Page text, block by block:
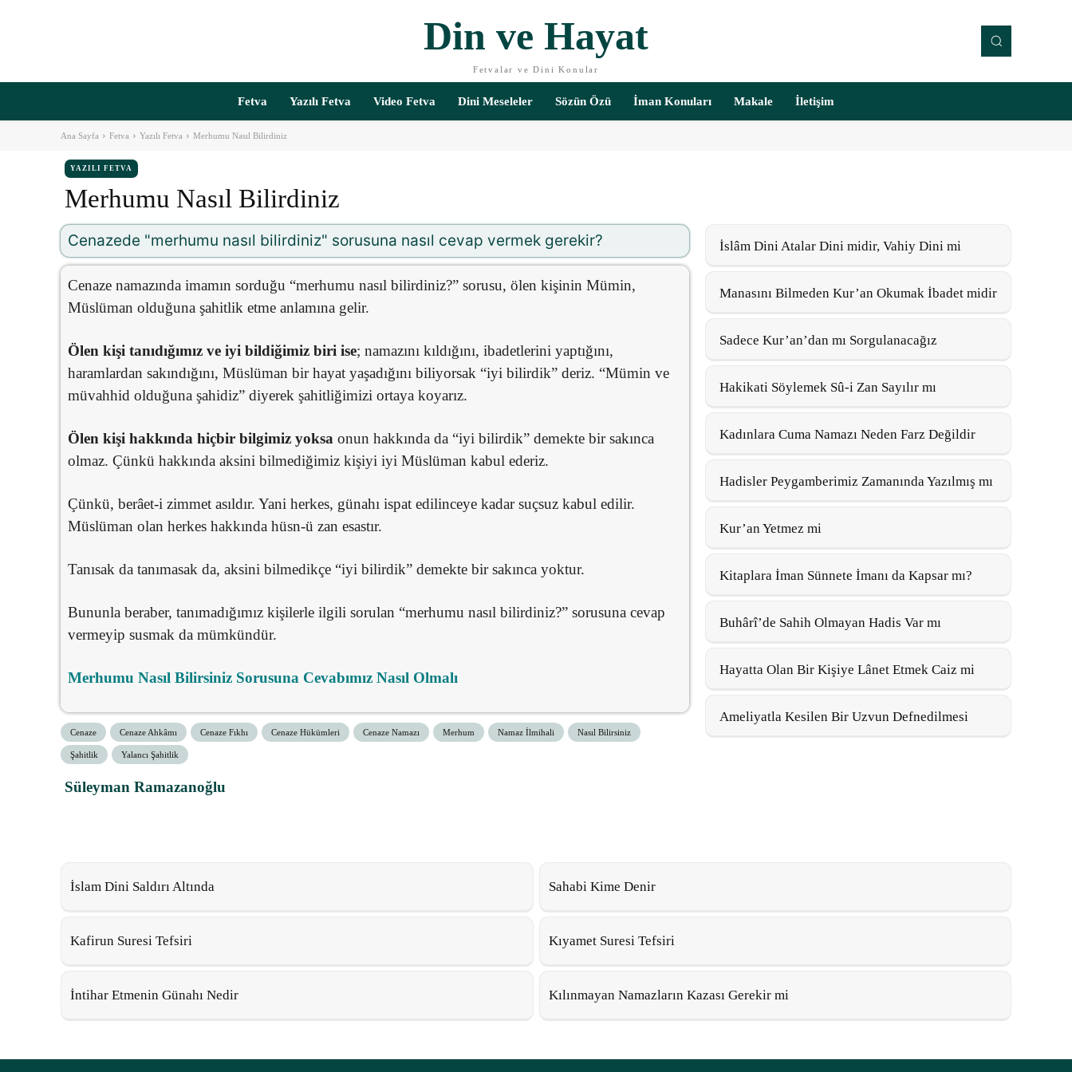
Din ve Hayat
Fetvalar ve Dini Konular
Fetva Yazılı Fetva Video Fetva Dini Meseleler Sözün Özü İman Konuları Makale İletişim
Ana Sayfa Fetva Yazılı Fetva Merhumu Nasıl Bilirdiniz
YAZILI FETVA
Merhumu Nasıl Bilirdiniz
Cenazede "merhumu nasıl bilirdiniz" sorusuna nasıl cevap vermek gerekir?
Cenaze namazında imamın sorduğu “merhumu nasıl bilirdiniz?” sorusu, ölen kişinin Mümin,
Müslüman olduğuna şahitlik etme anlamına gelir.
Ölen kişi tanıdığımız ve iyi bildiğimiz biri ise; namazını kıldığını, ibadetlerini yaptığını,
haramlardan sakındığını, Müslüman bir hayat yaşadığını biliyorsak “iyi bilirdik” deriz. “Mümin ve
müvahhid olduğuna şahidiz” diyerek şahitliğimizi ortaya koyarız.
Ölen kişi hakkında hiçbir bilgimiz yoksa onun hakkında da “iyi bilirdik” demekte bir sakınca
olmaz. Çünkü hakkında aksini bilmediğimiz kişiyi iyi Müslüman kabul ederiz.
Çünkü, berâet-i zimmet asıldır. Yani herkes, günahı ispat edilinceye kadar suçsuz kabul edilir.
Müslüman olan herkes hakkında hüsn-ü zan esastır.
Tanısak da tanımasak da, aksini bilmedikçe “iyi bilirdik” demekte bir sakınca yoktur.
Bununla beraber, tanımadığımız kişilerle ilgili sorulan “merhumu nasıl bilirdiniz?” sorusuna cevap
vermeyip susmak da mümkündür.
Merhumu Nasıl Bilirsiniz Sorusuna Cevabımız Nasıl Olmalı
Cenaze Cenaze Ahkâmı Cenaze Fıkhı Cenaze Hükümleri Cenaze Namazı Merhum Namaz İlmihali Nasıl Bilirsiniz
Şahitlik Yalancı Şahitlik
Süleyman Ramazanoğlu
İslâm Dini Atalar Dini midir, Vahiy Dini mi
Manasını Bilmeden Kur’an Okumak İbadet midir
Sadece Kur’an’dan mı Sorgulanacağız
Hakikati Söylemek Sû-i Zan Sayılır mı
Kadınlara Cuma Namazı Neden Farz Değildir
Hadisler Peygamberimiz Zamanında Yazılmış mı
Kur’an Yetmez mi
Kitaplara İman Sünnete İmanı da Kapsar mı?
Buhârî’de Sahih Olmayan Hadis Var mı
Hayatta Olan Bir Kişiye Lânet Etmek Caiz mi
Ameliyatla Kesilen Bir Uzvun Defnedilmesi
İslam Dini Saldırı Altında Sahabi Kime Denir
Kafirun Suresi Tefsiri Kıyamet Suresi Tefsiri
İntihar Etmenin Günahı Nedir Kılınmayan Namazların Kazası Gerekir mi